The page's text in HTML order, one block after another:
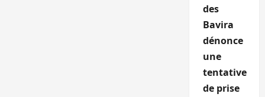
des
Bavira
dénonce
une
tentative
de prise